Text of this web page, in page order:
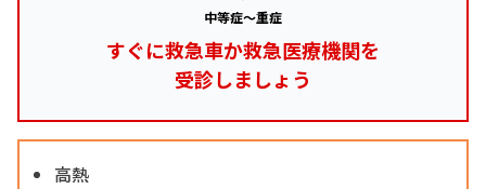
中等症～重症
すぐに救急車か救急医療機関を
受診しましょう
高熱